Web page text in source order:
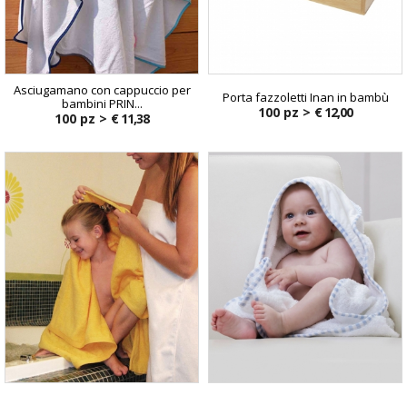
Asciugamano con cappuccio per
bambini PRIN...
100 pz > € 11,38
Porta fazzoletti Inan in bambù
100 pz > € 12,00